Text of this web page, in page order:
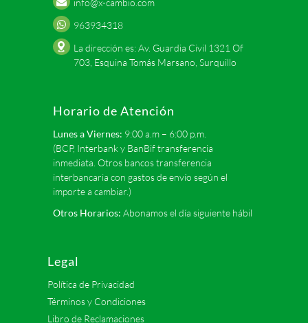
info@x-cambio.com
963934318
La dirección es: Av. Guardia Civil 1321 Of
703, Esquina Tomás Marsano, Surquillo
Horario de Atención
Lunes a Viernes: 9:00 a.m – 6:00 p.m.
(BCP, Interbank y BanBif transferencia
inmediata. Otros bancos transferencia
interbancaria con gastos de envío según el
importe a cambiar.)
Otros Horarios: Abonamos el día siguiente hábil
Legal
Política de Privacidad
Términos y Condiciones
Libro de Reclamaciones